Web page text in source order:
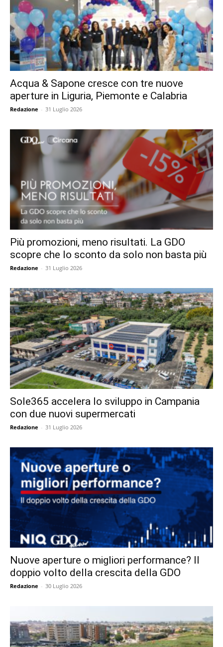
Acqua & Sapone cresce con tre nuove
aperture in Liguria, Piemonte e Calabria
Redazione - 31 Luglio 2026
Più promozioni, meno risultati. La GDO
scopre che lo sconto da solo non basta più
Redazione - 31 Luglio 2026
Sole365 accelera lo sviluppo in Campania
con due nuovi supermercati
Redazione - 31 Luglio 2026
Nuove aperture o migliori performance? Il
doppio volto della crescita della GDO
Redazione - 30 Luglio 2026